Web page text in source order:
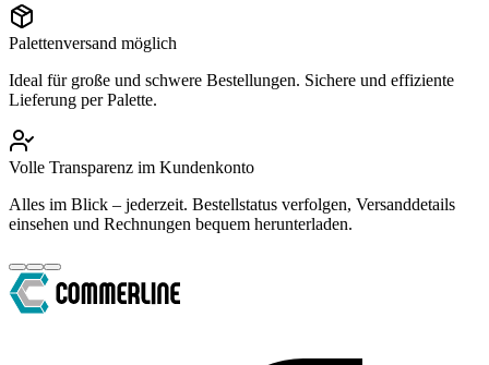
Palettenversand möglich
Ideal für große und schwere Bestellungen. Sichere und effiziente
Lieferung per Palette.
Volle Transparenz im Kundenkonto
Alles im Blick – jederzeit. Bestellstatus verfolgen, Versanddetails
einsehen und Rechnungen bequem herunterladen.